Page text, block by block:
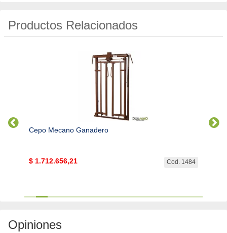
Productos Relacionados
Cepo Mecano Ganadero
Cod. 1484
$ 1.712.656,21
Opiniones